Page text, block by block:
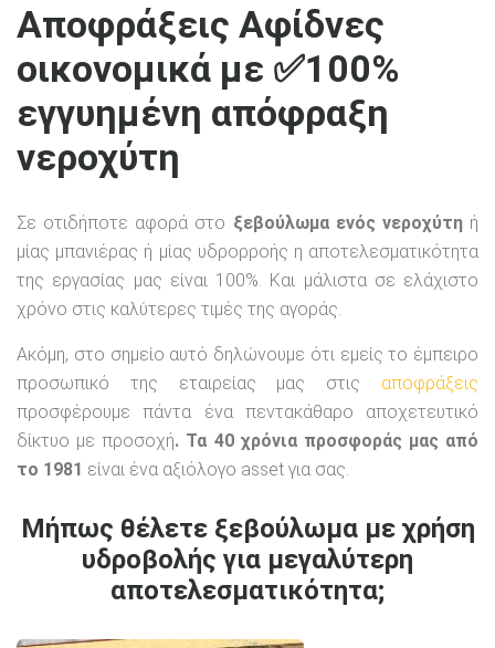
Αποφράξεις Αφίδνες
οικονομικά με ✅100%
εγγυημένη απόφραξη
νεροχύτη
Σε οτιδήποτε αφορά στο ξεβούλωμα ενός νεροχύτηή
μίας μπανιέρας ή μίας υδρορροής η αποτελεσματικότητα
της εργασίας μας είναι 100%. Και μάλιστα σε ελάχιστο
χρόνο στις καλύτερες τιμές της αγοράς.
Ακόμη, στο σημείο αυτό δηλώνουμε ότι εμείς το έμπειρο
προσωπικό της εταιρείας μας στις αποφράξεις
προσφέρουμε πάντα ένα πεντακάθαρο αποχετευτικό
δίκτυο με προσοχή. Τα 40 χρόνια προσφοράς μας από
το 1981 είναι ένα αξιόλογο asset για σας.
Μήπως θέλετε ξεβούλωμα με χρήση
υδροβολής για μεγαλύτερη
αποτελεσματικότητα;